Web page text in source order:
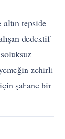
tepside
dedektif
zehirli
şahane bir